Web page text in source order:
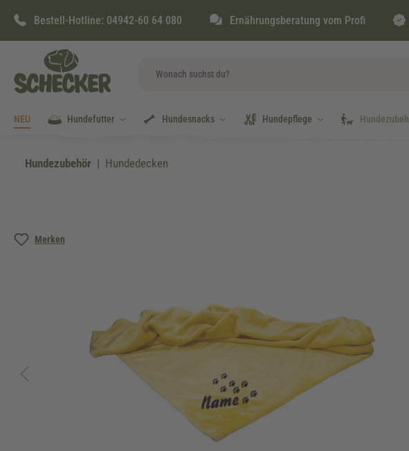
Zur Hauptnavigation springen
Bestell-Hotline: 04942-60 64 080 Ernährungsberatung vom Profi
NEU Hundefutter Hundesnacks Hundepflege
Hundezubehör Hundedecken
Merken
Bildergalerie überspringen